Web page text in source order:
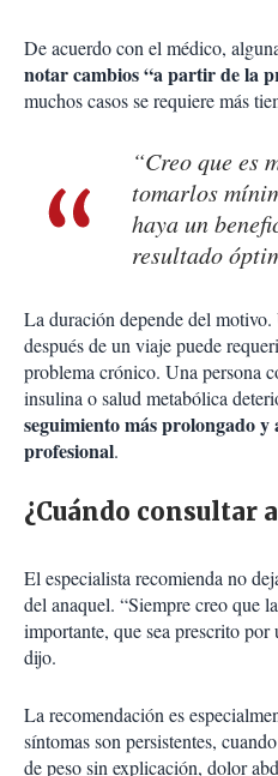
De acuerdo con el médico,
notar cambios “a partir de la
muchos casos se requiere más
“Creo que es
tomarlos
haya un
resultado
La duración depende del
después de un viaje puede
problema crónico. Una persona
insulina o salud metabólica
seguimiento más prolongado
profesional.
¿Cuándo consultar
El especialista recomienda no
del anaquel. “Siempre creo que
importante, que sea prescrito
dijo.
La recomendación es
síntomas son persistentes,
de peso sin explicación, dolor